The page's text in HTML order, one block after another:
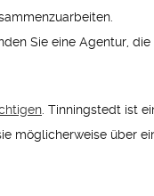
Sie eine Agentur,
. Tinningstedt ist
möglicherweise über